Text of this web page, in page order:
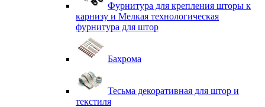
Фурнитура для крепления шторы к
карнизу и Мелкая технологическая
фурнитура для штор
Бахрома
Тесьма декоративная для штор и
текстиля